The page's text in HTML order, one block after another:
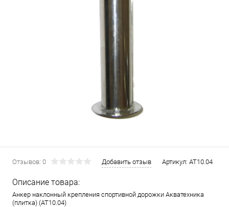
Отзывов: 0 Добавить отзыв Артикул: AT10.04
Описание товара:
Анкер наклонный крепления спортивной дорожки Акватехника
(плитка) (AT10.04)